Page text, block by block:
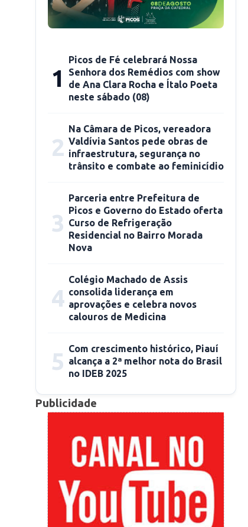
1
Picos de Fé celebrará Nossa
Senhora dos Remédios com show
de Ana Clara Rocha e Ítalo Poeta
neste sábado (08)
2
Na Câmara de Picos, vereadora
Valdívia Santos pede obras de
infraestrutura, segurança no
trânsito e combate ao feminicídio
3
Parceria entre Prefeitura de
Picos e Governo do Estado oferta
Curso de Refrigeração
Residencial no Bairro Morada
Nova
4
Colégio Machado de Assis
consolida liderança em
aprovações e celebra novos
calouros de Medicina
5 Com crescimento histórico, Piauí
alcança a 2ª melhor nota do Brasil
no IDEB 2025
Publicidade